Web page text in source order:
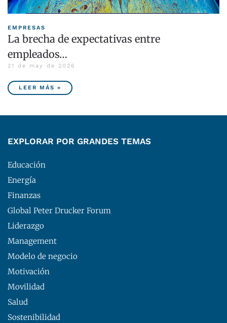
EMPRESAS
La brecha de expectativas entre
empleados…
21 de may de 2026
LEER MÁS »
EXPLORAR POR GRANDES TEMAS
Educación
Energía
Finanzas
Global Peter Drucker Forum
Liderazgo
Management
Modelo de negocio
Motivación
Movilidad
Salud
Sostenibilidad